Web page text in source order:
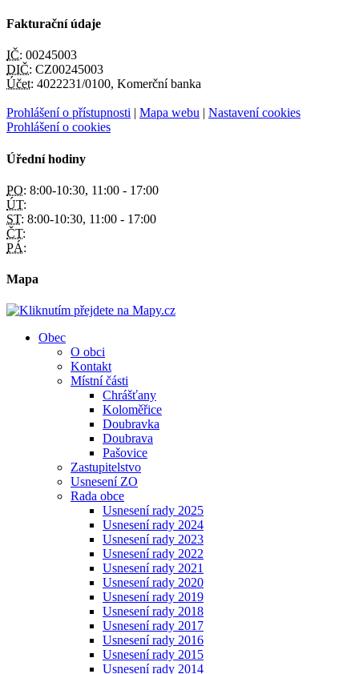
Fakturační údaje
IČ: 00245003
DIČ: CZ00245003
Účet: 4022231/0100, Komerční banka
Prohlášení o přístupnosti | Mapa webu | Nastavení cookies
Prohlášení o cookies
Úřední hodiny
PO: 8:00-10:30, 11:00 - 17:00
ÚT:
ST: 8:00-10:30, 11:00 - 17:00
ČT:
PÁ:
Mapa
Obec
O obci
Kontakt
Místní části
Chrášťany
Koloměřice
Doubravka
Doubrava
Pašovice
Zastupitelstvo
Usnesení ZO
Rada obce
Usnesení rady 2025
Usnesení rady 2024
Usnesení rady 2023
Usnesení rady 2022
Usnesení rady 2021
Usnesení rady 2020
Usnesení rady 2019
Usnesení rady 2018
Usnesení rady 2017
Usnesení rady 2016
Usnesení rady 2015
Usnesení rady 2014